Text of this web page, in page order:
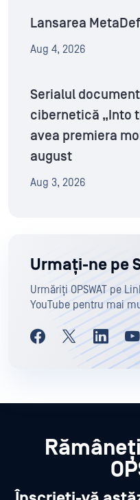
Lansarea
Aug 4, 2026
Serialul
cibernetică „Into
avea premiera
august
Aug 3, 2026
Urmați-ne pe
Urmăriți OPSWAT pe
YouTube pentru mai